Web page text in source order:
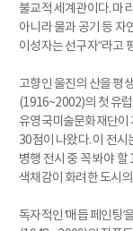
불교적 세계관이다. 마
아니라 물과 공기 등 자
이성자는 선구자”라고
고향인 울진의 산을 평
(1916~2002)의 첫 유
유영국미술문화재단이
30점이 나왔다. 이 전시
병행 전시 중 꼭 봐야 할
색채감이 화려한 도시
독자적인 ‘매듭 페인팅